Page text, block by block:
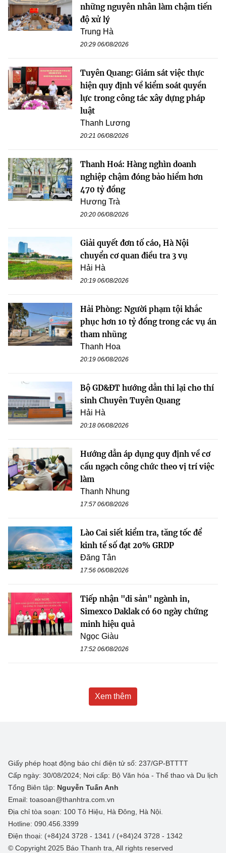
những nguyên nhân làm chậm tiến
độ xử lý
Trung Hà
20:29 06/08/2026
Tuyên Quang: Giám sát việc thực
hiện quy định về kiểm soát quyền
lực trong công tác xây dựng pháp
luật
Thanh Lương
20:21 06/08/2026
Thanh Hoá: Hàng nghìn doanh
nghiệp chậm đóng bảo hiểm hơn
470 tỷ đồng
Hương Trà
20:20 06/08/2026
Giải quyết đơn tố cáo, Hà Nội
chuyển cơ quan điều tra 3 vụ
Hải Hà
20:19 06/08/2026
Hải Phòng: Người phạm tội khắc
phục hơn 10 tỷ đồng trong các vụ án
tham nhũng
Thanh Hoa
20:19 06/08/2026
Bộ GD&ĐT hướng dẫn thi lại cho thí
sinh Chuyên Tuyên Quang
Hải Hà
20:18 06/08/2026
Hướng dẫn áp dụng quy định về cơ
cấu ngạch công chức theo vị trí việc
làm
Thanh Nhung
17:57 06/08/2026
Lào Cai siết kiểm tra, tăng tốc để
kinh tế số đạt 20% GRDP
Đăng Tân
17:56 06/08/2026
Tiếp nhận "di sản" ngành in,
Simexco Daklak có 60 ngày chứng
minh hiệu quả
Ngọc Giàu
17:52 06/08/2026
Xem thêm
Giấy phép hoạt động báo chí điện tử số: 237/GP-BTTTT
Cấp ngày: 30/08/2024; Nơi cấp: Bộ Văn hóa - Thể thao và Du lịch
Tổng Biên tập: Nguyễn Tuấn Anh
Email: toasoan@thanhtra.com.vn
Địa chỉ tòa soạn: 100 Tô Hiệu, Hà Đông, Hà Nội.
Hotline: 090.456.3399
Điện thoại: (+84)24 3728 - 1341 / (+84)24 3728 - 1342
© Copyright 2025 Báo Thanh tra, All rights reserved